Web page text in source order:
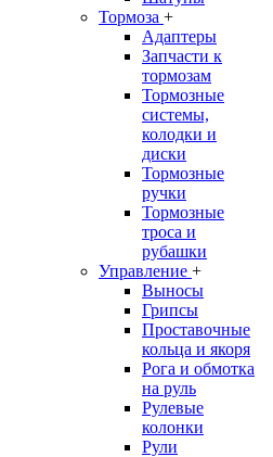
Тормоза +
Адаптеры
Запчасти к
тормозам
Тормозные
системы,
колодки и
диски
Тормозные
ручки
Тормозные
троса и
рубашки
Управление +
Выносы
Грипсы
Проставочные
кольца и якоря
Рога и обмотка
на руль
Рулевые
колонки
Рули